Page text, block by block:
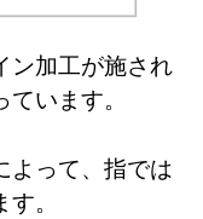
ン加工が施され
います。
よって、指では
。